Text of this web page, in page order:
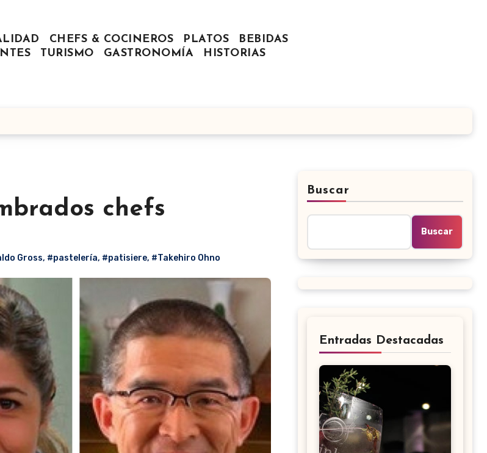
CHEFS & COCINEROS PLATOS
BEBIDAS
TURISMO GASTRONOMÍA HISTORIAS
chefs
Gross, #pastelería, #patisiere, #Takehiro Ohno
Buscar
Buscar
Entradas Destacadas